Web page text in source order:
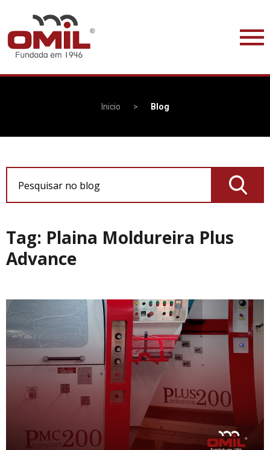
Inicio > Blog
Tag: Plaina Moldureira Plus
Advance
Pesquisar no blog